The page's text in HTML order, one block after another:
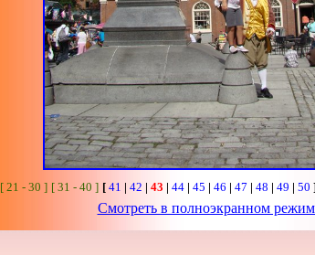
[ 21 - 30 ] [ 31 - 40 ] [41 | 42 | 43 | 44 | 45 | 46 | 47 | 48 | 49 | 50
Смотреть в полноэкранном